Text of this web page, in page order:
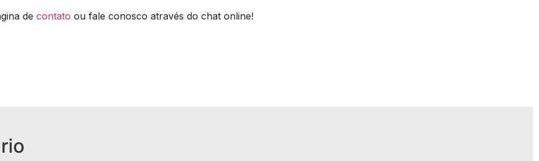
de contato ou fale conosco através do chat online!